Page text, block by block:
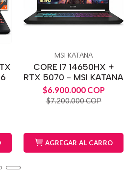
MSI KATANA
CORE I7 14650HX +
RTX 5070 - MSI KATANA
$6.900.000 COP
$7.200.000 COP
AGREGAR AL CARRO